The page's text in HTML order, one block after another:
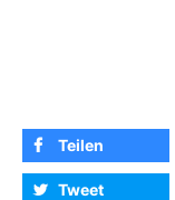
Teilen
Tweet